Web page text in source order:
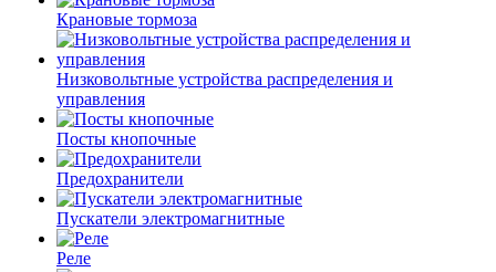
Крановые тормоза
Низковольтные устройства распределения и
управления
Посты кнопочные
Предохранители
Пускатели электромагнитные
Реле